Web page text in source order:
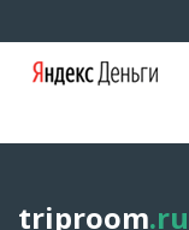
triproom.ru